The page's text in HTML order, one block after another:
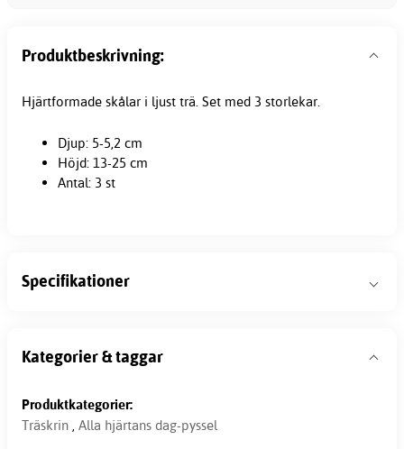
Produktbeskrivning:
Hjärtformade skålar i ljust trä. Set med 3 storlekar.
Djup: 5-5,2 cm
Höjd: 13-25 cm
Antal: 3 st
Specifikationer
Kategorier & taggar
Produktkategorier:
Träskrin , Alla hjärtans dag-pyssel